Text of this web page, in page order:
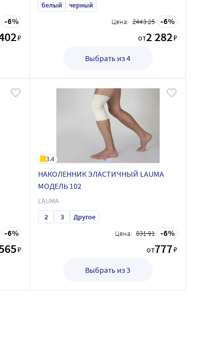
6
₽
белый
черный
Цена: 2443.25
6
от2 282₽
Выбрать из 4
6
₽
3.4
НАКОЛЕННИК ЭЛАСТИЧНЫЙ LAUMA
МОДЕЛЬ 102
LAUMA
2
3
Другое
Цена: 831.91
6
от777₽
Выбрать из 3